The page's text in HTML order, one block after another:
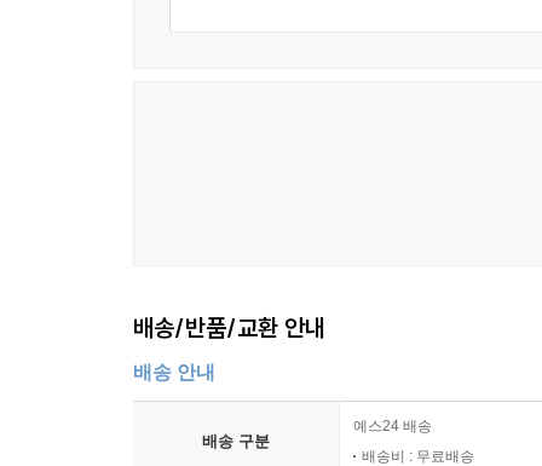
배송/반품/교환 안내
배송 안내
배송 구분
예스24 배송
배송비 : 무료배송